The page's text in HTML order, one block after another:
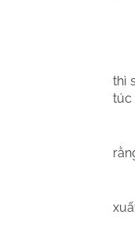
thì
túc